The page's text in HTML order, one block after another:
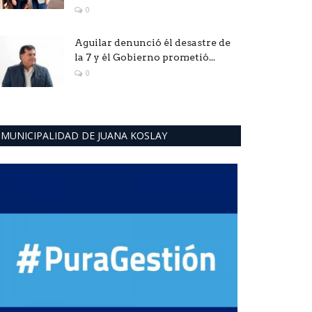
0
Aguilar denunció él desastre de
la 7 y él Gobierno prometió...
0
MUNICIPALIDAD DE JUANA KOSLAY